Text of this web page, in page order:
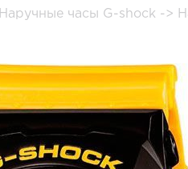
FOSSIL
DKNY
PHILIPP PLEIN
Наручные часы G-shock ->